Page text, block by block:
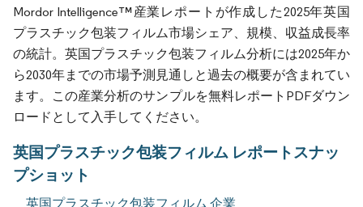
Mordor Intelligence™産業レポートが作成した2025年英国
プラスチック包装フィルム市場シェア、規模、収益成長率
の統計。英国プラスチック包装フィルム分析には2025年か
ら2030年までの市場予測見通しと過去の概要が含まれてい
ます。この産業分析のサンプルを無料レポートPDFダウン
ロードとして入手してください。
英国プラスチック包装フィルム レポートスナッ
プショット
英国プラスチック包装フィルム 企業